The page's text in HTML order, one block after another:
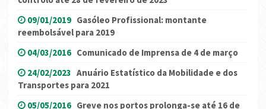
09/01/2019 Gasóleo Profissional: montante
reembolsável para 2019
04/03/2016 Comunicado de Imprensa de 4 de março
24/02/2023 Anuário Estatístico da Mobilidade e dos
Transportes para 2021
05/05/2016 Greve nos portos prolonga-se até 16 de